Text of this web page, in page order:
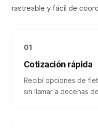
rastreable y fácil de
01
Cotización rápida
Recibí opciones de
sin llamar a decenas